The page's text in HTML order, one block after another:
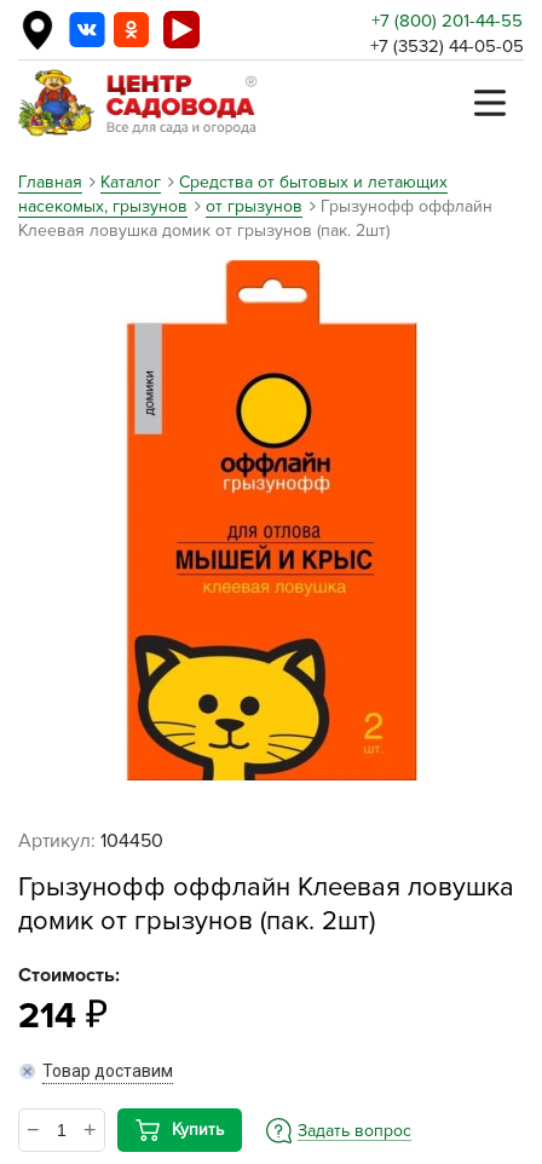
+7 (800) 201-44-55
+7 (3532) 44-05-05
Главная Каталог
Средства от бытовых и летающих
насекомых, грызунов
от грызунов
Грызунофф оффлайн
Клеевая ловушка домик от грызунов (пак. 2шт)
Артикул: 104450
Грызунофф оффлайн Клеевая ловушка
домик от грызунов (пак. 2шт)
Стоимость:
214
Товар доставим
Купить Задать вопрос